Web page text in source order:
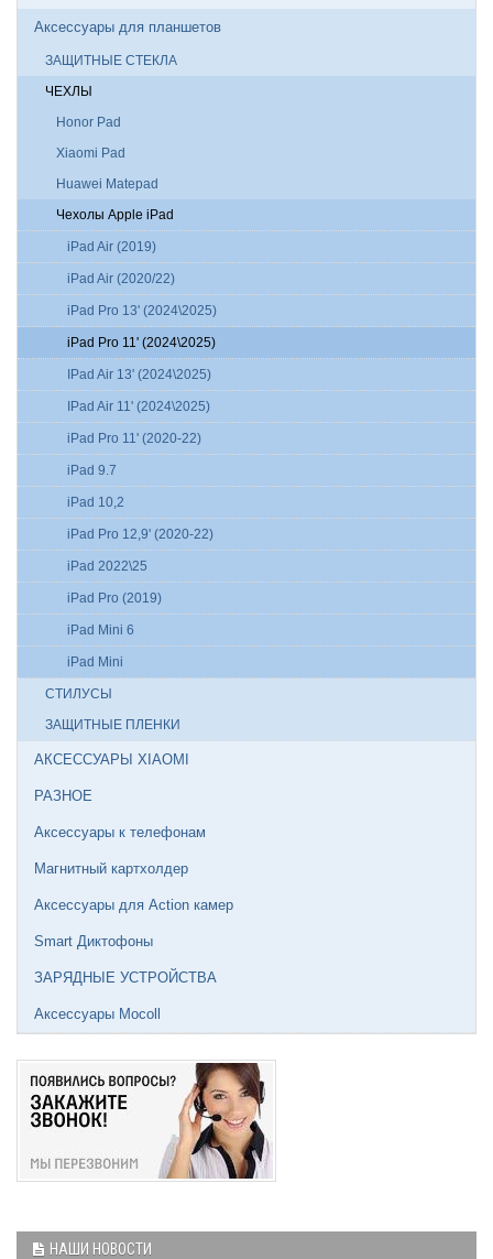
Аксессуары для планшетов
ЗАЩИТНЫЕ СТЕКЛА
ЧЕХЛЫ
Honor Pad
Xiaomi Pad
Huawei Matepad
Чехолы Apple iPad
iPad Air (2019)
iPad Air (2020/22)
iPad Pro 13' (2024\2025)
iPad Pro 11' (2024\2025)
IPad Air 13' (2024\2025)
IPad Air 11' (2024\2025)
iPad Pro 11' (2020-22)
iPad 9.7
iPad 10,2
iPad Pro 12,9' (2020-22)
iPad 2022\25
iPad Pro (2019)
iPad Mini 6
iPad Mini
СТИЛУСЫ
ЗАЩИТНЫЕ ПЛЕНКИ
АКСЕССУАРЫ XIAOMI
РАЗНОЕ
Аксессуары к телефонам
Магнитный картхолдер
Аксессуары для Action камер
Smart Диктофоны
ЗАРЯДНЫЕ УСТРОЙСТВА
Аксессуары Mocoll
НАШИ НОВОСТИ